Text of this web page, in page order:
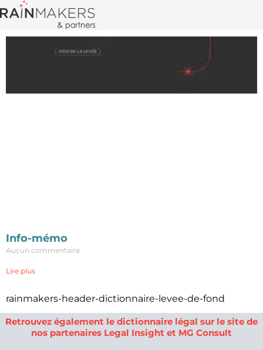
Info-mémo
Aucun commentaire
Lire plus
rainmakers-header-dictionnaire-levee-de-fond
Retrouvez également le dictionnaire légal sur le site de
nos partenaires Legal Insight et MG Consult